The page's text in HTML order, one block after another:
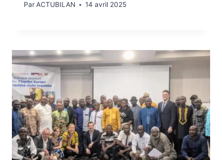
ParACTUBILAN 14 avril 2025